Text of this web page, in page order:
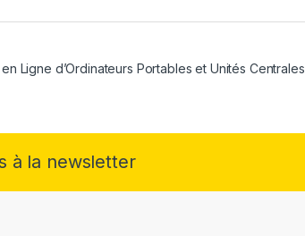
Ligne d’Ordinateurs Portables et Unités Centrales
à la newsletter